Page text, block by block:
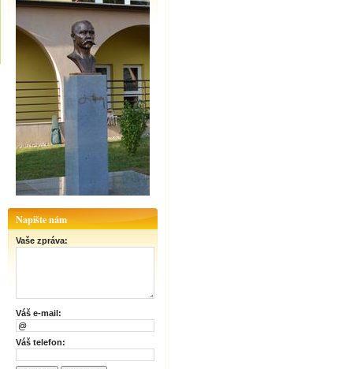
Napište nám
Vaše zpráva:
Váš e-mail:
Váš telefon: